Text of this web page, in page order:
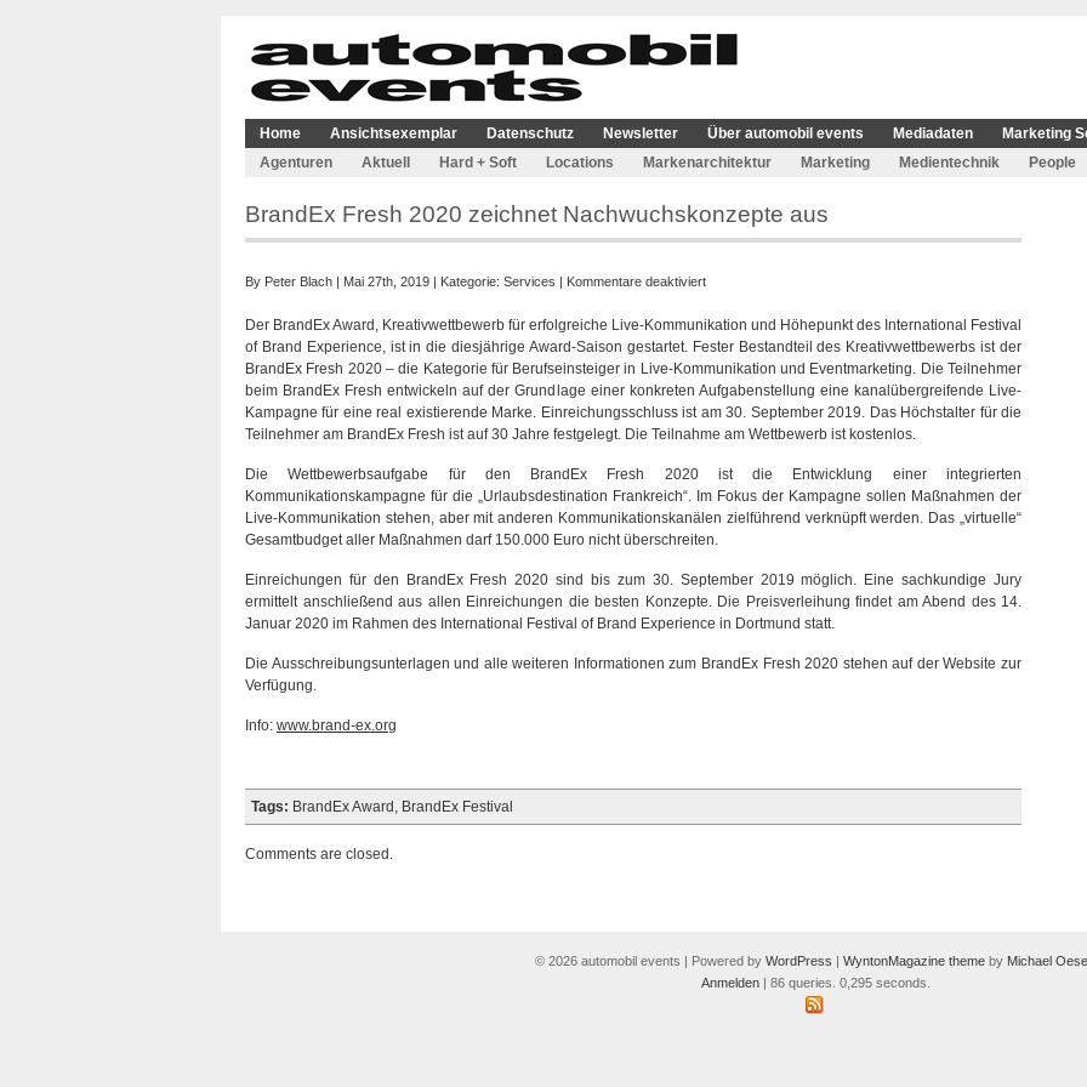
Home Ansichtsexemplar Datenschutz Newsletter Über automobil events Mediadaten
Marketing
Agenturen
Aktuell Hard + Soft Locations Markenarchitektur Marketing Medientechnik People
BrandEx Fresh 2020 zeichnet Nachwuchskonzepte aus
By Peter Blach | Mai 27th, 2019 | Kategorie: Services | Kommentare deaktiviertfür
Fresh
2020
zeichnet
Nachwuchskonzepte
aus
Der BrandEx Award, Kreativwettbewerb für erfolgreiche Live-Kommunikation und Höhepunkt des International Festival
of Brand Experience, ist in die diesjährige Award-Saison gestartet. Fester Bestandteil des Kreativwettbewerbs ist der
BrandEx Fresh 2020 – die Kategorie für Berufseinsteiger in Live-Kommunikation und Eventmarketing. Die Teilnehmer
beim BrandEx Fresh entwickeln auf der Grundlage einer konkreten Aufgabenstellung eine kanalübergreifende Live-
Kampagne für eine real existierende Marke. Einreichungsschluss ist am 30. September 2019. Das Höchstalter für die
Teilnehmer am BrandEx Fresh ist auf 30 Jahre festgelegt. Die Teilnahme am Wettbewerb ist kostenlos.
Die Wettbewerbsaufgabe für den BrandEx Fresh 2020 ist die Entwicklung einer integrierten
Kommunikationskampagne für die „Urlaubsdestination Frankreich“. Im Fokus der Kampagne sollen Maßnahmen der
Live-Kommunikation stehen, aber mit anderen Kommunikationskanälen zielführend verknüpft werden. Das „virtuelle“
Gesamtbudget aller Maßnahmen darf 150.000 Euro nicht überschreiten.
Einreichungen für den BrandEx Fresh 2020 sind bis zum 30. September 2019 möglich. Eine sachkundige Jury
ermittelt anschließend aus allen Einreichungen die besten Konzepte. Die Preisverleihung findet am Abend des 14.
Januar 2020 im Rahmen des International Festival of Brand Experience in Dortmund statt.
Die Ausschreibungsunterlagen und alle weiteren Informationen zum BrandEx Fresh 2020 stehen auf der Website zur
Verfügung.
Info: www.brand-ex.org
Tags: BrandEx Award , BrandEx Festival
Comments are closed.
© 2026 automobil events | Powered by WordPress | WyntonMagazine theme by Michael
Anmelden| 86 queries. 0,295 seconds.